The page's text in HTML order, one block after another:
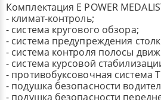
Комплектация E POWER
- климат-контроль;
- система кругового обзора;
- система предупреждения
- система контроля полосы
- система курсовой
- противобуксовочная система
- подушка безопасности
- подушка безопасности